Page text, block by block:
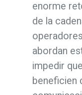
enorme
de la
abordan
impedir
beneficien